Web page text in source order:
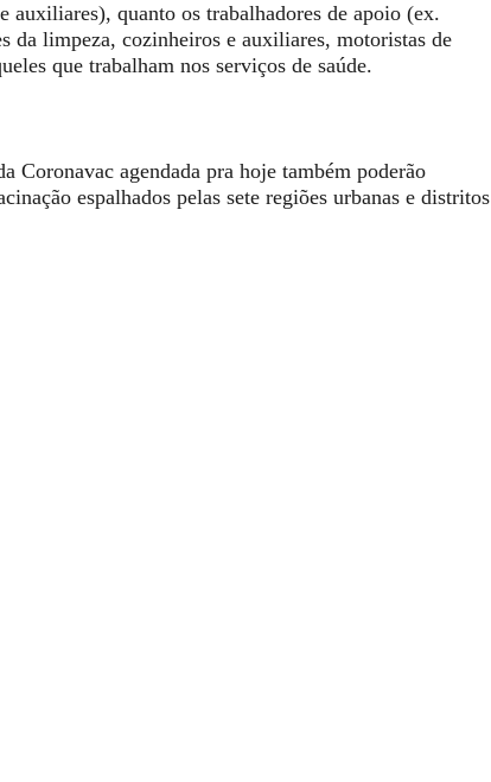
auxiliares), quanto os trabalhadores de apoio (ex.
da limpeza, cozinheiros e auxiliares, motoristas de
que trabalham nos serviços de saúde.
Coronavac agendada pra hoje também poderão
espalhados pelas sete regiões urbanas e distritos